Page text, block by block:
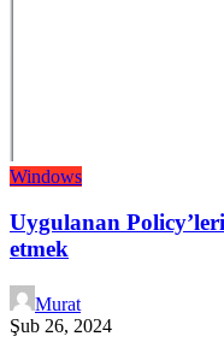
Windows
Uygulanan
etmek
Murat
Şub 26, 2024